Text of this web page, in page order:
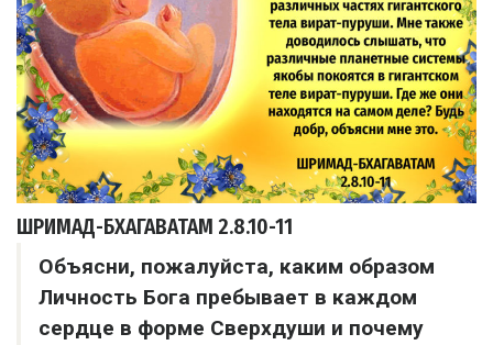
ШРИМАД-БХАГАВАТАМ 2.8.10-11
Объясни, пожалуйста, каким образом
Личность Бога пребывает в каждом
сердце в форме Сверхдуши и почему